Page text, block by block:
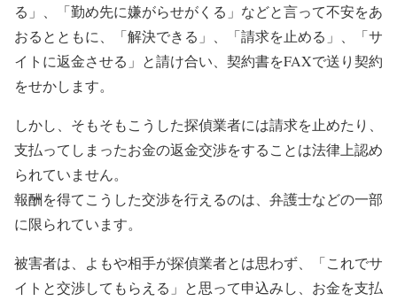
る」、「勤め先に嫌がらせがくる」などと言って不安をあ
おるとともに、「解決できる」、「請求を止める」、「サ
イトに返金させる」と請け合い、契約書をFAXで送り契約
をせかします。
しかし、そもそもこうした探偵業者には請求を止めたり、
支払ってしまったお金の返金交渉をすることは法律上認め
られていません。
報酬を得てこうした交渉を行えるのは、弁護士などの一部
に限られています。
被害者は、よもや相手が探偵業者とは思わず、「これでサ
イトと交渉してもらえる」と思って申込みし、お金を支払